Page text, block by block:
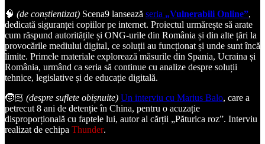
🧠 (de conștientizat) Scena9 lansează seria „Vulnerabili Online”,
dedicată siguranței copiilor pe internet. Proiectul urmărește să arate
cum răspund autoritățile și ONG-urile din România și din alte țări la
provocările mediului digital, ce soluții au funcționat și unde sunt încă
limite. Primele materiale explorează măsurile din Spania, Ucraina și
România, urmând ca seria să continue cu analize despre soluții
tehnice, legislative și de educație digitală.
🧒🏻 (despre suflete obișnuite) Un interviu cu Marius Balo, care a
petrecut 8 ani de detenție în China, pentru o acuzație
disproporțională cu faptele lui, autor al cărții „Păturica roz”. Interviu
realizat de echipa Thunder.